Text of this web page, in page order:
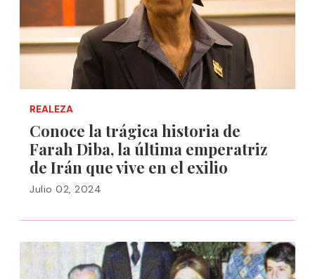
REALEZA
Conoce la trágica historia de
Farah Diba, la última emperatriz
de Irán que vive en el exilio
Julio 02, 2024